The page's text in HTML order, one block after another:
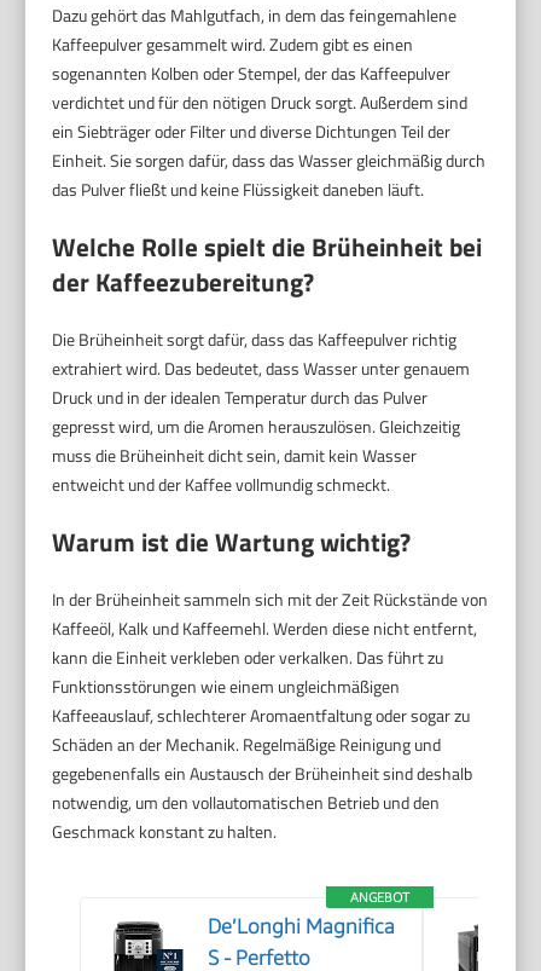
Dazu gehört das Mahlgutfach, in dem das feingemahlene
Kaffeepulver gesammelt wird. Zudem gibt es einen
sogenannten Kolben oder Stempel, der das Kaffeepulver
verdichtet und für den nötigen Druck sorgt. Außerdem sind
ein Siebträger oder Filter und diverse Dichtungen Teil der
Einheit. Sie sorgen dafür, dass das Wasser gleichmäßig durch
das Pulver fließt und keine Flüssigkeit daneben läuft.
Welche Rolle spielt die Brüheinheit bei
der Kaffeezubereitung?
Die Brüheinheit sorgt dafür, dass das Kaffeepulver richtig
extrahiert wird. Das bedeutet, dass Wasser unter genauem
Druck und in der idealen Temperatur durch das Pulver
gepresst wird, um die Aromen herauszulösen. Gleichzeitig
muss die Brüheinheit dicht sein, damit kein Wasser
entweicht und der Kaffee vollmundig schmeckt.
Warum ist die Wartung wichtig?
In der Brüheinheit sammeln sich mit der Zeit Rückstände von
Kaffeeöl, Kalk und Kaffeemehl. Werden diese nicht entfernt,
kann die Einheit verkleben oder verkalken. Das führt zu
Funktionsstörungen wie einem ungleichmäßigen
Kaffeeauslauf, schlechterer Aromaentfaltung oder sogar zu
Schäden an der Mechanik. Regelmäßige Reinigung und
gegebenenfalls ein Austausch der Brüheinheit sind deshalb
notwendig, um den vollautomatischen Betrieb und den
Geschmack konstant zu halten.
ANGEBOT
De’Longhi Magnifica
S - Perfetto